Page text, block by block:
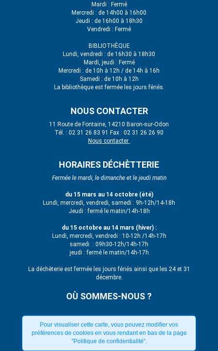
Mardi : Fermé
Mercredi : de 14h00 à 16h00
Jeudi : de 16h00 à 18h30
Vendredi : Fermé
BIBLIOTHÈQUE
Lundi, vendredi : de 16h30 à 18h30
Mardi, jeudi : Fermé
Mercredi : de 10h à 12h / de 14h à 16h
Samedi : de 10h à 12h
La bibliothèque est fermée les jours fériés.
NOUS CONTACTER
11 Route de Fontaine, 14210 Baron-sur-Odon
Tél. : 02 31 26 83 91 Fax : 02 31 26 26 90
Nous contacter
HORAIRES DÉCHÈTTERIE
Fermée le mardi, le dimanche et le jeudi matin
du 15 mars au 14 octobre (été)
Lundi, mercredi, vendredi, samedi : 9h-12h/14-18h
Jeudi : fermé le matin/14h-18h
du 15 octobre au 14 mars (hiver) :
Lundi, mercredi, vendredi : 10-12h /14h-17h
samedi : 09h30-12h/14h-17h
jeudi : fermé le matin/14h-17h
La déchèterie est fermée les jours fériés ainsi que les 24 et 31
décembre.
OÙ SOMMES-NOUS ?
Pour visualiser cette carte, vous pouvez modifier vos
préférences de cookies en vous rendant en bas de la page
"Politique de confidentialité".